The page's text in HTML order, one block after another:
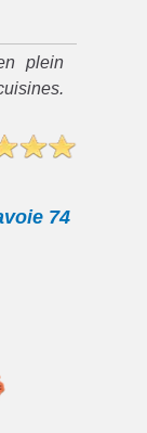
plein
74